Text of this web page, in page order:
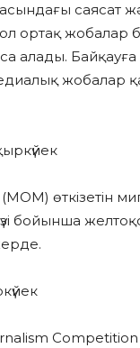
саясат
ортақ
алады.
жобалар
өткізетін
бойынша